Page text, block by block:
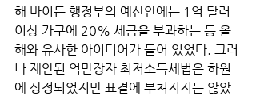
해 바이든 행정부의 예산안에는 1억 달러
이상 가구에 20% 세금을 부과하는 등 올
해와 유사한 아이디어가 들어 있었다. 그러
나 제안된 억만장자 최저소득세법은 하원
에 상정되었지만 표결에 부쳐지지는 않았